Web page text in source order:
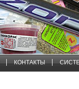
КОНТАКТЫ